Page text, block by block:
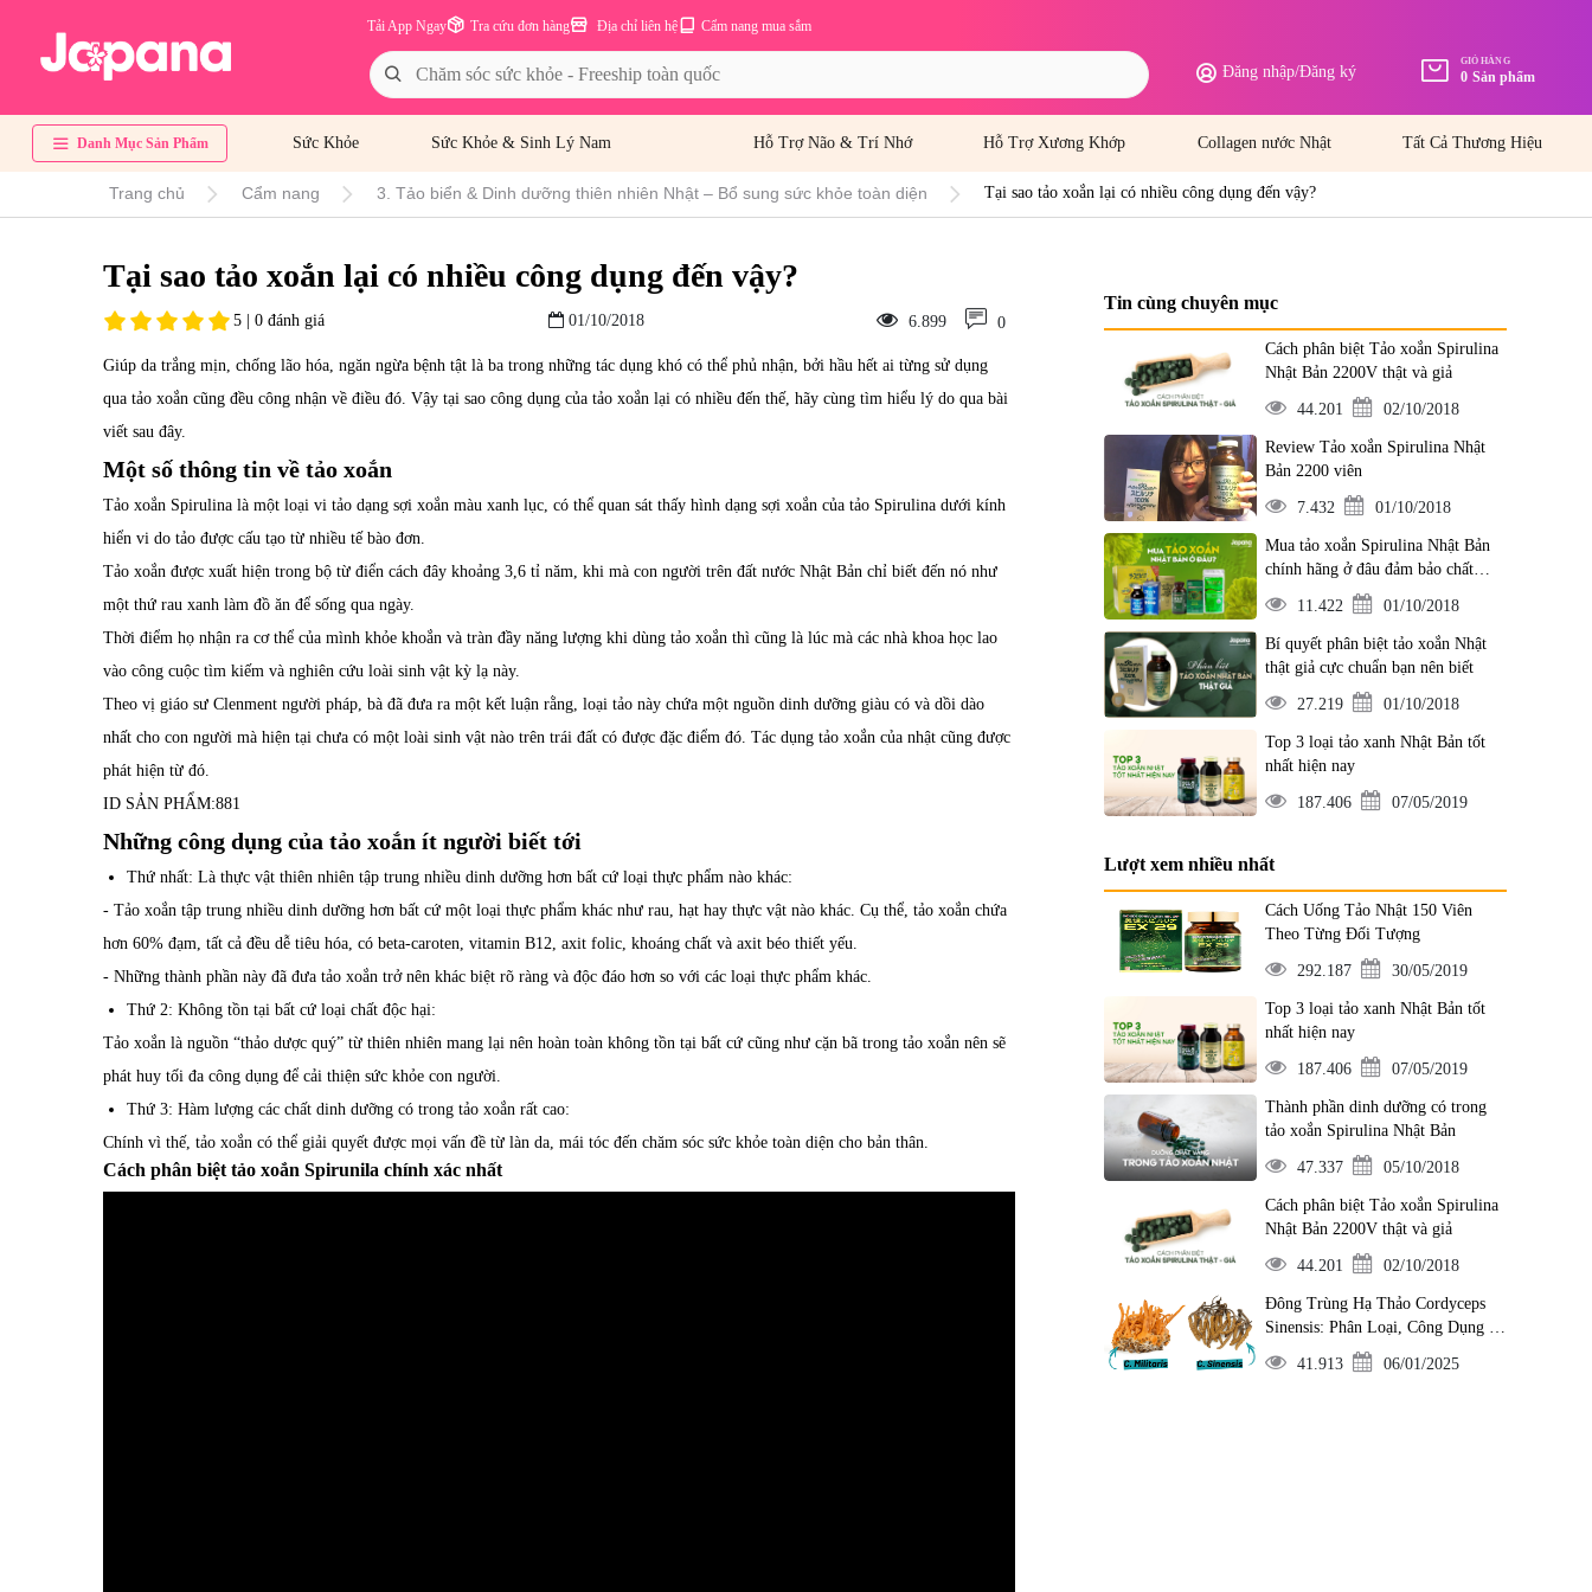
Cẩm nang mua sắm
Địa chỉ liên hệ
Tra cứu đơn hàng
Tải App Ngay
Đăng nhập/Đăng ký
GIỎ HÀNG
0 Sản phẩm
Danh Mục Sản Phẩm Sức Khỏe Sức Khỏe & Sinh Lý Nam Hỗ Trợ Não & Trí Nhớ Hỗ Trợ Xương Khớp Collagen nước Nhật Tất Cả Thương Hiệu
Trang chủ Cẩm nang 3. Tảo biển & Dinh dưỡng thiên nhiên Nhật – Bổ sung sức khỏe toàn diện Tại sao tảo xoắn lại có nhiều công dụng đến vậy?
Tại sao tảo xoắn lại có nhiều công dụng đến vậy?
5 | 0 đánh giá 01/10/2018 6.899 0
Giúp da trắng mịn, chống lão hóa, ngăn ngừa bệnh tật là ba trong những tác dụng khó có thể phủ nhận, bởi hầu hết ai từng sử dụng
qua tảo xoắn cũng đều công nhận về điều đó. Vậy tại sao công dụng của tảo xoắn lại có nhiều đến thế , hãy cùng tìm hiểu lý do qua bài
viết sau đây.
Một số thông tin về tảo xoắn
Tảo xoắn Spirulina là một loại vi tảo dạng sợi xoắn màu xanh lục, có thể quan sát thấy hình dạng sợi xoắn của tảo Spirulina dưới kính
hiển vi do tảo được cấu tạo từ nhiều tế bào đơn.
Tảo xoắn được xuất hiện trong bộ từ điển cách đây khoảng 3,6 tỉ năm, khi mà con người trên đất nước Nhật Bản chỉ biết đến nó như
một thứ rau xanh làm đồ ăn để sống qua ngày.
Thời điểm họ nhận ra cơ thể của mình khỏe khoắn và tràn đầy năng lượng khi dùng tảo xoắn thì cũng là lúc mà các nhà khoa học lao
vào công cuộc tìm kiếm và nghiên cứu loài sinh vật kỳ lạ này.
Theo vị giáo sư Clenment người pháp, bà đã đưa ra một kết luận rằng, loại tảo này chứa một nguồn dinh dưỡng giàu có và dồi dào
nhất cho con người mà hiện tại chưa có một loài sinh vật nào trên trái đất có được đặc điểm đó. Tác dụng tảo xoắn của nhật cũng được
phát hiện từ đó.
ID SẢN PHẨM:881
Những công dụng của tảo xoắn ít người biết tới
Thứ nhất: Là thực vật thiên nhiên tập trung nhiều dinh dưỡng hơn bất cứ loại thực phẩm nào khác:
- Tảo xoắn tập trung nhiều dinh dưỡng hơn bất cứ một loại thực phẩm khác như rau, hạt hay thực vật nào khác. Cụ thể, tảo xoắn chứa
hơn 60% đạm, tất cả đều dễ tiêu hóa, có beta-caroten, vitamin B12, axit folic, khoáng chất và axit béo thiết yếu.
- Những thành phần này đã đưa tảo xoắn trở nên khác biệt rõ ràng và độc đáo hơn so với các loại thực phẩm khác.
Thứ 2: Không tồn tại bất cứ loại chất độc hại:
Tảo xoắn là nguồn “thảo dược quý” từ thiên nhiên mang lại nên hoàn toàn không tồn tại bất cứ cũng như cặn bã trong tảo xoắn nên sẽ
phát huy tối đa công dụng để cải thiện sức khỏe con người.
Thứ 3: Hàm lượng các chất dinh dưỡng có trong tảo xoắn rất cao:
Chính vì thế, tảo xoắn có thể giải quyết được mọi vấn đề từ làn da, mái tóc đến chăm sóc sức khỏe toàn diện cho bản thân.
Cách phân biệt tảo xoắn Spirunila chính xác nhất
Tin cùng chuyên mục
Cách phân biệt Tảo xoắn Spirulina
Nhật Bản 2200V thật và giả
44.201 02/10/2018
Review Tảo xoắn Spirulina Nhật
Bản 2200 viên
7.432 01/10/2018
Mua tảo xoắn Spirulina Nhật Bản
chính hãng ở đâu đảm bảo chất
lượng?
11.422 01/10/2018
Bí quyết phân biệt tảo xoắn Nhật
thật giả cực chuẩn bạn nên biết
27.219 01/10/2018
Top 3 loại tảo xanh Nhật Bản tốt
nhất hiện nay
187.406 07/05/2019
Lượt xem nhiều nhất
Cách Uống Tảo Nhật 150 Viên
Theo Từng Đối Tượng
292.187 30/05/2019
Top 3 loại tảo xanh Nhật Bản tốt
nhất hiện nay
187.406 07/05/2019
Thành phần dinh dưỡng có trong
tảo xoắn Spirulina Nhật Bản
47.337 05/10/2018
Cách phân biệt Tảo xoắn Spirulina
Nhật Bản 2200V thật và giả
44.201 02/10/2018
Đông Trùng Hạ Thảo Cordyceps
Sinensis: Phân Loại, Công Dụng và
Cách Dùng
41.913 06/01/2025